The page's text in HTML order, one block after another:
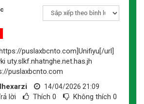
puslaxbcnto.com]Unifiyu[/url]
uty.slkf.nhatnghe.net.has.jh
puslaxbcnto.com
14/04/2026 21:09
lời Thích 0 Không thích 0